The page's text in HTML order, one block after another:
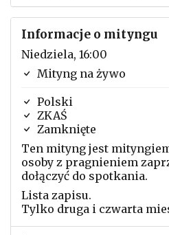
Informacje o mityngu
Niedziela, 16:00
Mityng na żywo
Polski
ZKAŚ
Zamknięte
Ten mityng jest
osoby z pragnieniem
dołączyć do spotkania.
Lista zapisu.
Tylko druga i czwarta